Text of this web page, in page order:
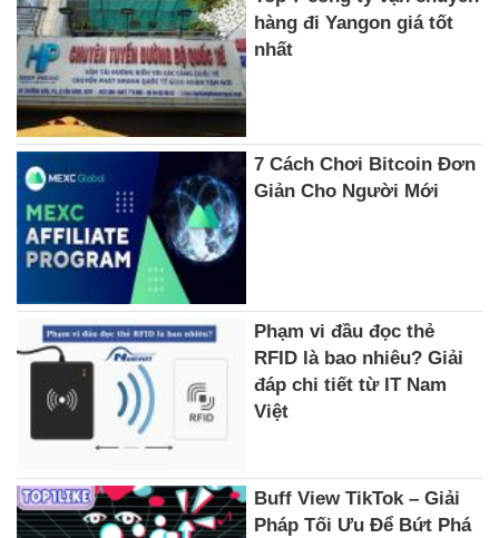
hàng đi Yangon giá tốt
nhất
7 Cách Chơi Bitcoin Đơn
Giản Cho Người Mới
Phạm vi đầu đọc thẻ
RFID là bao nhiêu? Giải
đáp chi tiết từ IT Nam
Việt
Buff View TikTok – Giải
Pháp Tối Ưu Để Bứt Phá